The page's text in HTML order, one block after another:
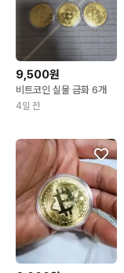
9,500원
비트코인 실물 금화 6개
4일 전